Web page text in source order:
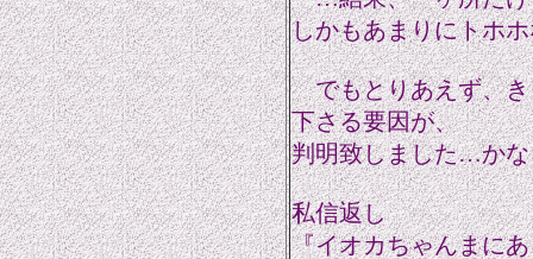
しかもあまりにトホ
でもとりあえず、き
下さる要因が、
判明致しました…かな
私信返し
『イオカちゃんまに